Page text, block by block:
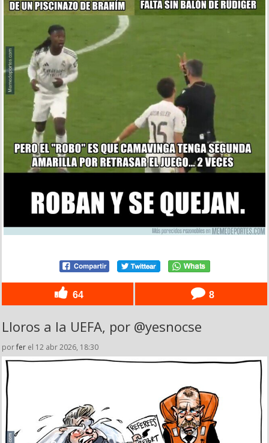
64 8
Lloros a la UEFA, por @yesnocse
porfer el 12 abr 2026, 18:30